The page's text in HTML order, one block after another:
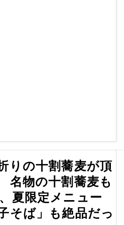
りの十割蕎麦が頂
物の十割蕎麦も
夏限定メニュー
そば」も絶品だっ